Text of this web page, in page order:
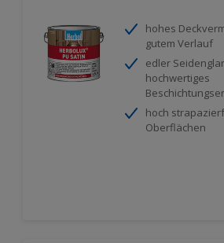
hohes
gutem Verlauf
edler
hochwertiges
hoch
Oberflächen